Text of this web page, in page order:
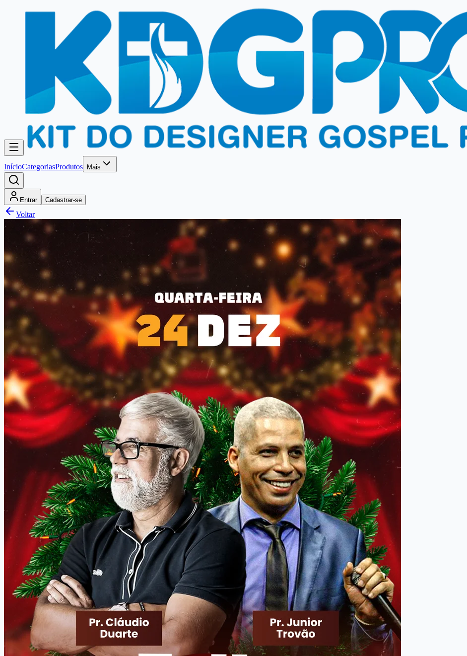
InícioCategoriasProdutos Mais
Entrar Cadastrar-se
Voltar